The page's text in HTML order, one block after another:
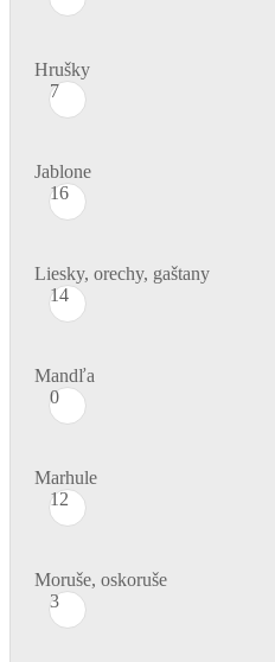
Hrušky
7
Jablone
16
Liesky, orechy, gaštany
14
Mandľa
0
Marhule
12
Moruše, oskoruše
3